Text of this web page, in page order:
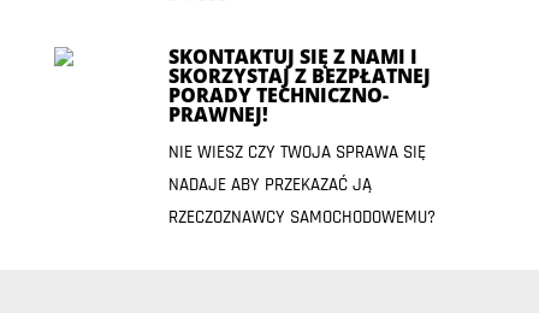
SKONTAKTUJ SIĘ Z NAMI I
SKORZYSTAJ Z BEZPŁATNEJ
PORADY TECHNICZNO-
PRAWNEJ!
NIE WIESZ CZY TWOJA SPRAWA SIĘ
NADAJE ABY PRZEKAZAĆ JĄ
RZECZOZNAWCY SAMOCHODOWEMU?